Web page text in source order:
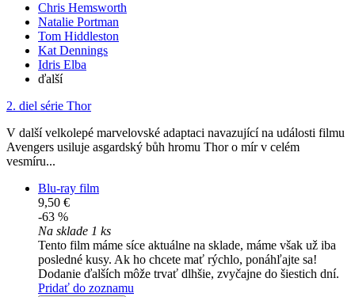
Chris Hemsworth
Natalie Portman
Tom Hiddleston
Kat Dennings
Idris Elba
ďalší
2. diel série Thor
V další velkolepé marvelovské adaptaci navazující na události filmu
Avengers usiluje asgardský bůh hromu Thor o mír v celém
vesmíru...
Blu-ray film
9,50 €
-63 %
Na sklade 1 ks
Tento film máme síce aktuálne na sklade, máme však už iba
posledné kusy. Ak ho chcete mať rýchlo, ponáhľajte sa!
Dodanie ďalších môže trvať dlhšie, zvyčajne do šiestich dní.
Pridať do zoznamu